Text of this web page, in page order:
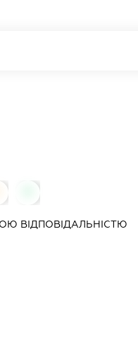
ВІДПОВІДАЛЬНІСТЮ